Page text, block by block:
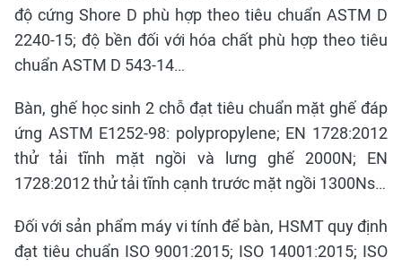
độ cứng Shore D phù hợp theo tiêu chuẩn ASTM D
2240-15; độ bền đối với hóa chất phù hợp theo tiêu
chuẩn ASTM D 543-14…
Bàn, ghế học sinh 2 chỗ đạt tiêu chuẩn mặt ghế đáp
ứng ASTM E1252-98: polypropylene; EN 1728:2012
thử tải tĩnh mặt ngồi và lưng ghế 2000N; EN
1728:2012 thử tải tĩnh cạnh trước mặt ngồi 1300Ns…
Đối với sản phẩm máy vi tính để bàn, HSMT quy định
đạt tiêu chuẩn ISO 9001:2015; ISO 14001:2015; ISO